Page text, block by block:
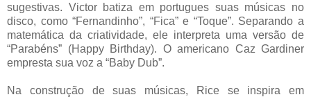
sugestivas. Victor batiza em portugues suas músicas no
disco, como “Fernandinho”, “Fica” e “Toque”. Separando a
matemática da criatividade, ele interpreta uma versão de
“Parabéns” (Happy Birthday). O americano Caz Gardiner
empresta sua voz a “Baby Dub”.
Na construção de suas músicas, Rice se inspira em